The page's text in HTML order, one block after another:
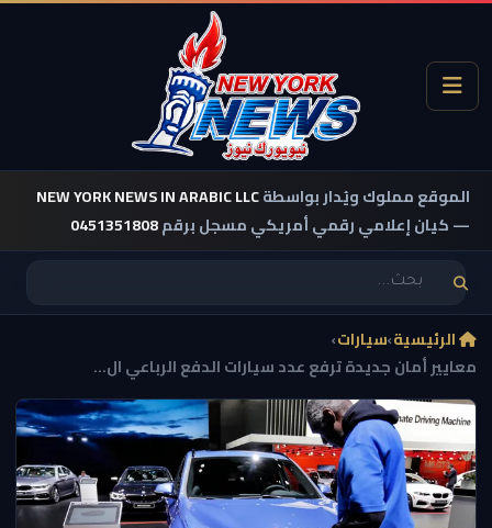
الموقع مملوك ويُدار بواسطةNEW YORK NEWS IN ARABIC LLC
— كيان إعلامي رقمي أمريكي مسجل برقم0451351808
الرئيسية›سيارات›
معايير أمان جديدة ترفع عدد سيارات الدفع الرباعي ال...